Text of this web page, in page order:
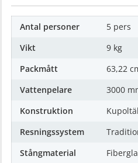
Antal personer
5 pers
Vikt
9 kg
Packmått
63,22
Vattenpelare
3000
Konstruktion
Resningssystem
Stångmaterial